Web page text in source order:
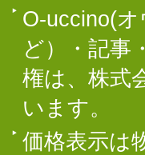
O-uccino(
ど）・記事
権は、株式
います。
価格表示は